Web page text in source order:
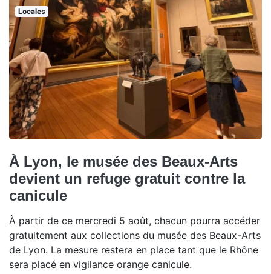
Locales
À Lyon, le musée des Beaux-Arts
devient un refuge gratuit contre la
canicule
À partir de ce mercredi 5 août, chacun pourra accéder
gratuitement aux collections du musée des Beaux-Arts
de Lyon. La mesure restera en place tant que le Rhône
sera placé en vigilance orange canicule.